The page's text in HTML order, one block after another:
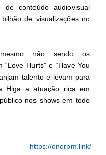
de conteúdo audiovisual
de visualizações no
não sendo os
Hurts” e “Have You
talento e levam para
Higa a atuação rica em
nos shows em todo
https://onerpm.link/